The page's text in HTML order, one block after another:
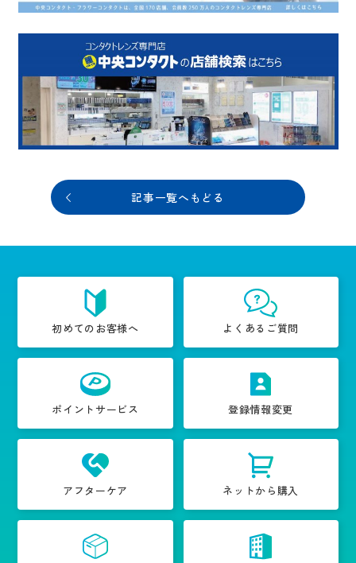
記事一覧へもどる
初めてのお客様へ よくあるご質問
ポイントサービス 登録情報変更
アフターケア ネットから購入